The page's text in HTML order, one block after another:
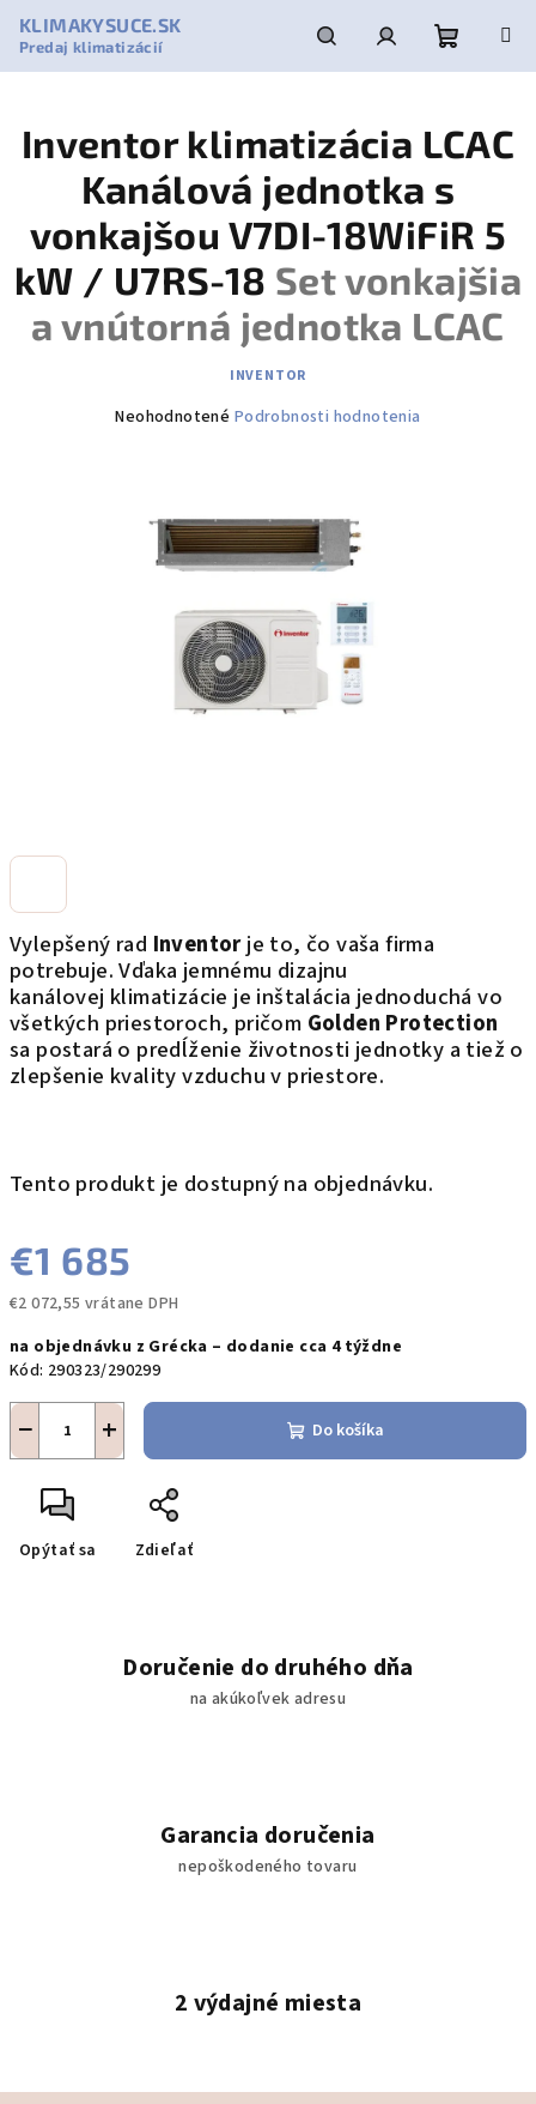
obsah
KLIMAKYSUCE.SK
Predaj klimatizácií
HľadaťPrihlásenie
košík
Vylepšený rad Inventorje to, čo vaša firma
potrebuje.Vďaka jemnému dizajnu
kanálovej klimatizácie je inštalácia jednoduchá vo
všetkých priestoroch, pričom Golden Protection
sa postará o predĺženie životnosti jednotky a tiež o
zlepšenie kvality vzduchu v priestore.
Tento produkt je dostupný na objednávku.
€1 685
€2 072,55 vrátane DPH
cena:
na objednávku z Grécka – dodanie cca 4 týždne
Kód: 290323/290299
+
− Do košíka
Opýtať sa Zdieľať
Inventor klimatizácia LCAC
Kanálová jednotka s
vonkajšou V7DI-18WiFiR 5
kW / U7RS-18 Set vonkajšia
a vnútorná jednotka LCAC
INVENTOR
Priemerné
Neohodnotené Podrobnosti hodnotenia
Doručenie do druhého dňa
na akúkoľvek adresu
Garancia doručenia
nepoškodeného tovaru
2 výdajné miesta